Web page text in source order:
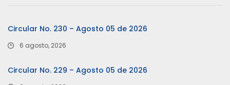
Circular No. 230 – Agosto 05 de 2026
6 agosto, 2026
Circular No. 229 – Agosto 05 de 2026